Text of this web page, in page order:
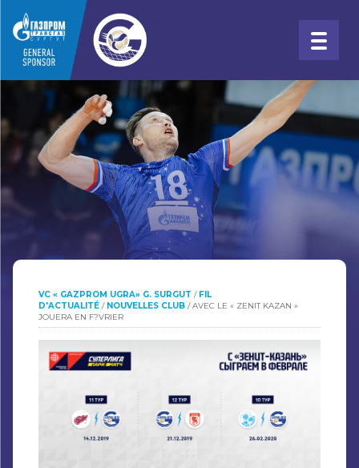
VC « GAZPROM UGRA» G. SURGUT / FIL
D'ACTUALITÉ / NOUVELLES CLUB /AVEC LE « ZENIT KAZAN »
JOUERA EN F?VRIER